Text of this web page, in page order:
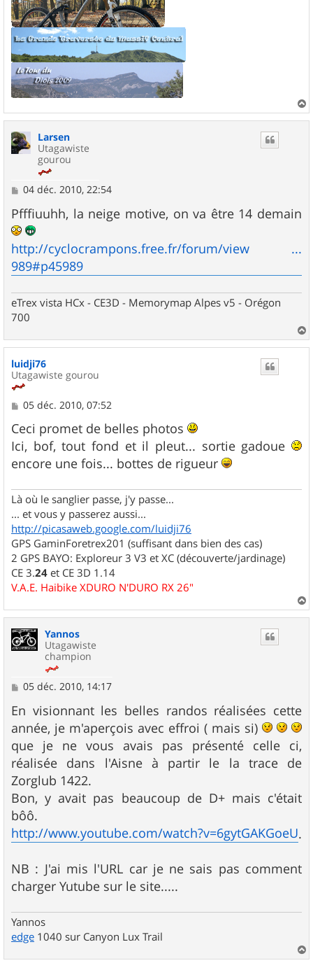
a
Larsen
Utagawiste
gourou
M
s
s
a
g
e
04 déc. 2010, 22:54
Pfffiuuhh, la neige motive, on va être 14 demain
http://cyclocrampons.free.fr/forum/view ...
989#p45989
eTrex vista HCx - CE3D - Memorymap Alpes v5 - Orégon
700
a
luidji76
Utagawiste gourou
M
s
s
a
g
e
05 déc. 2010, 07:52
Ceci promet de belles photos
Ici, bof, tout fond et il pleut... sortie gadoue
encore une fois... bottes de rigueur
Là où le sanglier passe, j'y passe...
... et vous y passerez aussi...
http://picasaweb.google.com/luidji76
GPS GaminForetrex201 (suffisant dans bien des cas)
2 GPS BAYO: Exploreur 3 V3 et XC (découverte/jardinage)
CE 3.24 et CE 3D 1.14
V.A.E. Haibike XDURO N'DURO RX 26"
a
Yannos
Utagawiste
champion
M
s
s
a
g
e
05 déc. 2010, 14:17
En visionnant les belles randos réalisées cette
année, je m'aperçois avec effroi ( mais si)
que je ne vous avais pas présenté celle ci,
réalisée dans l'Aisne à partir le la trace de
Zorglub 1422.
Bon, y avait pas beaucoup de D+ mais c'était
bôô.
http://www.youtube.com/watch?v=6gytGAKGoeU.
NB : J'ai mis l'URL car je ne sais pas comment
charger Yutube sur le site.....
Yannos
edge 1040 sur Canyon Lux Trail
a